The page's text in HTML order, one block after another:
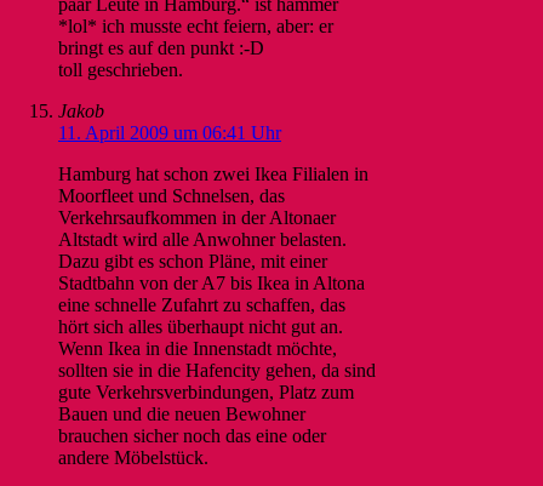
*lol* ich musste echt feiern, aber: er
bringt es auf den punkt :-D
toll geschrieben.
Jakob
11. April 2009 um 06:41 Uhr
Hamburg hat schon zwei Ikea Filialen in
Moorfleet und Schnelsen, das
Verkehrsaufkommen in der Altonaer
Altstadt wird alle Anwohner belasten.
Dazu gibt es schon Pläne, mit einer
Stadtbahn von der A7 bis Ikea in Altona
eine schnelle Zufahrt zu schaffen, das
hört sich alles überhaupt nicht gut an.
Wenn Ikea in die Innenstadt möchte,
sollten sie in die Hafencity gehen, da sind
gute Verkehrsverbindungen, Platz zum
Bauen und die neuen Bewohner
brauchen sicher noch das eine oder
andere Möbelstück.